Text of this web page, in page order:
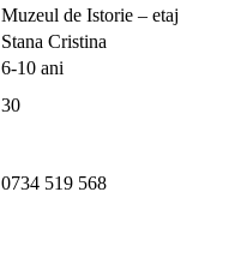
Muzeul de Istorie – etaj
Stana Cristina
6-10 ani
30
0734 519 568